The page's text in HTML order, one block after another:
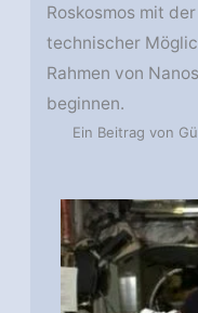
Roskosmos mit
technischer
Rahmen von
beginnen.
Ein Beitrag von